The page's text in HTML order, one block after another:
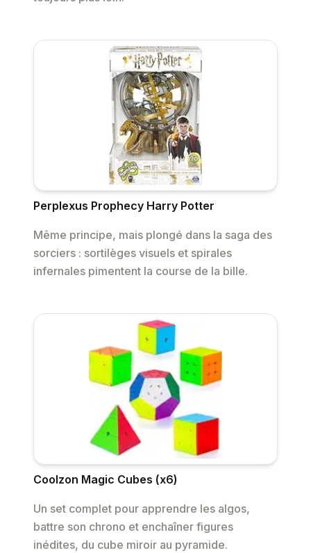
Perplexus Prophecy Harry Potter
Même principe, mais plongé dans la saga des
sorciers : sortilèges visuels et spirales
infernales pimentent la course de la bille.
Coolzon Magic Cubes (x6)
Un set complet pour apprendre les algos,
battre son chrono et enchaîner figures
inédites, du cube miroir au pyramide.